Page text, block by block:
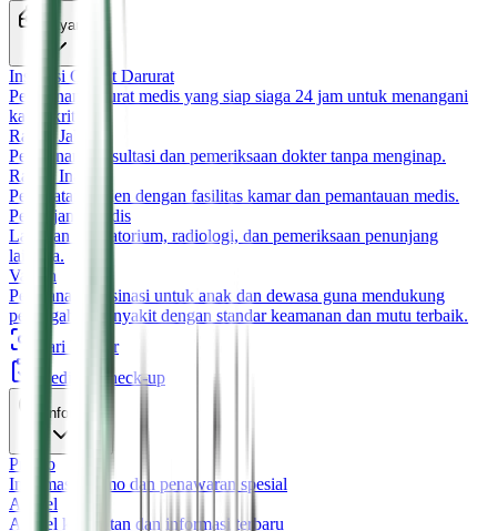
Layanan
Instalasi Gawat Darurat
Pelayanan darurat medis yang siap siaga 24 jam untuk menangani
kasus kritis.
Rawat Jalan
Pelayanan konsultasi dan pemeriksaan dokter tanpa menginap.
Rawat Inap
Perawatan pasien dengan fasilitas kamar dan pemantauan medis.
Penunjang Medis
Layanan laboratorium, radiologi, dan pemeriksaan penunjang
lainnya.
Vaksin
Pelayanan vaksinasi untuk anak dan dewasa guna mendukung
pencegahan penyakit dengan standar keamanan dan mutu terbaik.
Cari Dokter
Medical Check-up
Informasi
Promo
Informasi promo dan penawaran spesial
Artikel
Artikel kesehatan dan informasi terbaru